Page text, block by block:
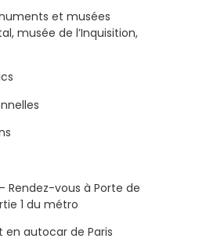
et musées
musée de l’Inquisition,
– Rendez-vous à Porte de
1 du métro
en autocar de Paris